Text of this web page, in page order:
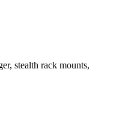
stealth rack mounts,